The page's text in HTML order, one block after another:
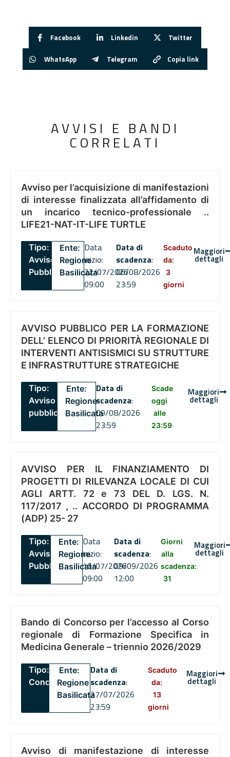
Facebook Linkedin Twitter
WhatsApp Telegram Copia link
AVVISI E BANDI
CORRELATI
Avviso per l’acquisizione di manifestazioni
di interesse finalizzata all’affidamento di
un incarico tecnico-professionale ..
LIFE21-NAT-IT-LIFE TURTLE
Tipo:
Avviso
Pubblico
Ente:
Regione
Basilicata
Data
inizio:
22/07/2026
09:00
Data di
scadenza:
06/08/2026
23:59
Scaduto
da:
3
giorni
Maggiori
dettagli
AVVISO PUBBLICO PER LA FORMAZIONE
DELL’ ELENCO DI PRIORITÀ REGIONALE DI
INTERVENTI ANTISISMICI SU STRUTTURE
E INFRASTRUTTURE STRATEGICHE
Tipo:
Avviso
pubblico
Ente:
Regione
Basilicata
Data di
scadenza:
09/08/2026
23:59
Scade
oggi
alle
23:59
Maggiori
dettagli
AVVISO PER IL FINANZIAMENTO DI
PROGETTI DI RILEVANZA LOCALE DI CUI
AGLI ARTT. 72 e 73 DEL D. LGS. N.
117/2017 , .. ACCORDO DI PROGRAMMA
(ADP) 25- 27
Tipo:
Avviso
Pubblico
Ente:
Regione
Basilicata
Data
inizio:
16/07/2026
09:00
Data di
scadenza:
09/09/2026
12:00
Giorni
alla
scadenza:
31
Maggiori
dettagli
Bando di Concorso per l’accesso al Corso
regionale di Formazione Specifica in
Medicina Generale – triennio 2026/2029
Tipo:
Concorsi
Ente:
Regione
Basilicata
Data di
scadenza:
27/07/2026
23:59
Scaduto
da:
13
giorni
Maggiori
dettagli
Avviso di manifestazione di interesse